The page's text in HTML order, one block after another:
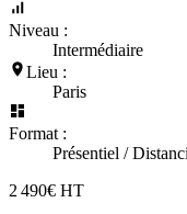
Niveau :
Intermédiaire
Lieu :
Paris
Format :
Présentiel /
2 490€ HT